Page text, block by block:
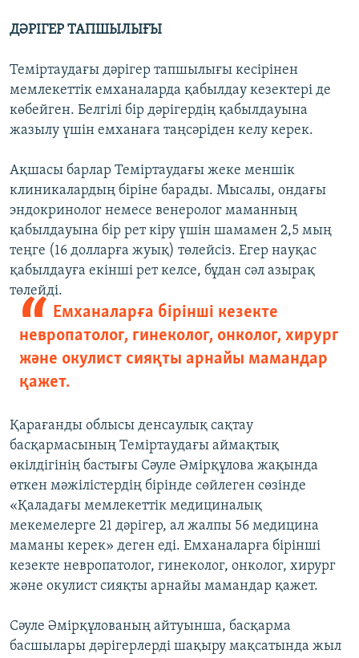
ДӘРІГЕР ТАПШЫЛЫҒЫ
Теміртаудағы дәрігер тапшылығы кесірінен
мемлекеттік емханаларда қабылдау кезектері де
көбейген. Белгілі бір дәрігердің қабылдауына
жазылу үшін емханаға таңсәріден келу керек.
Ақшасы барлар Теміртаудағы жеке меншік
клиникалардың біріне барады. Мысалы, ондағы
эндокринолог немесе венеролог маманның
қабылдауына бір рет кіру үшін шамамен 2,5 мың
теңге (16 долларға жуық) төлейсіз. Егер науқас
қабылдауға екінші рет келсе, бұдан сәл азырақ
төлейді.
Емханаларға бірінші кезекте
невропатолог, гинеколог, онколог, хирург
және окулист сияқты арнайы мамандар
қажет.
Қарағанды облысы денсаулық сақтау
басқармасының Теміртаудағы аймақтық
өкілдігінің бастығы Сәуле Әмірқұлова жақында
өткен мәжілістердің бірінде сөйлеген сөзінде
«Қаладағы мемлекеттік медициналық
мекемелерге 21 дәрігер, ал жалпы 56 медицина
маманы керек» деген еді. Емханаларға бірінші
кезекте невропатолог, гинеколог, онколог, хирург
және окулист сияқты арнайы мамандар қажет.
Сәуле Әмірқұлованың айтуынша, басқарма
басшылары дәрігерлерді шақыру мақсатында жыл